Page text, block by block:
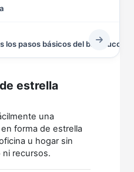
los pasos básicos del bambuco.
estrella
una
forma de estrella
u hogar sin
recursos.